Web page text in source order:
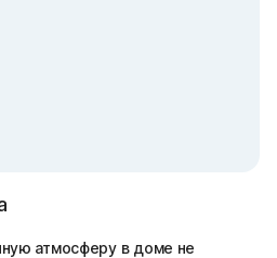
атмосферу в доме не